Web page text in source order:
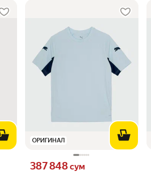
ОРИГИНАЛ
Цена 387848 сум вместо
387 848 сум